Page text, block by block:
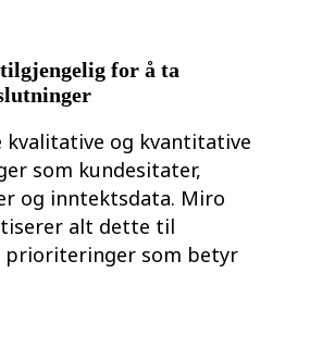
av arbeidsmåter
ansattopplevelse
og tjenestedesign
læring
støtte
for å ta
kvalitative og kvantitative
som kundesitater,
og inntektsdata. Miro
alt dette til
prioriteringer som betyr